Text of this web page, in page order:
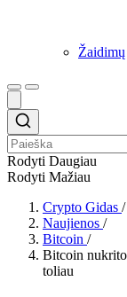
Rodyti Daugiau
Rodyti Mažiau
Crypto Gidas /
Naujienos /
Bitcoin /
Bitcoin nukrito
toliau